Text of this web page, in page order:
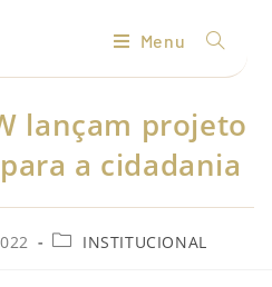
Menu
lançam projeto
a cidadania
INSTITUCIONAL